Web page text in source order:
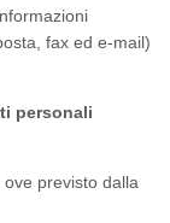
fax ed e-mail)
personali
previsto dalla